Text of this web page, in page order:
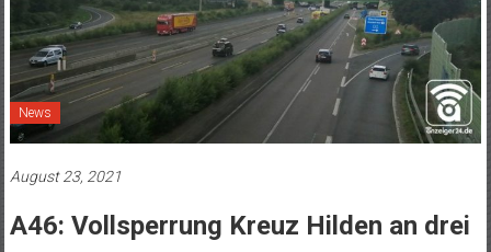
News
August 23, 2021
A46: Vollsperrung Kreuz Hilden an drei